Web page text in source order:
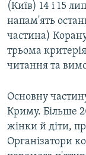
(Київ) 14 і 15
напам'ять
частина)
трьома
читання та
Основну
Криму. Більше
жінки й діти,
Організатори